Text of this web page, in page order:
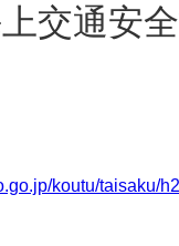
交通安全
koutu/taisaku/